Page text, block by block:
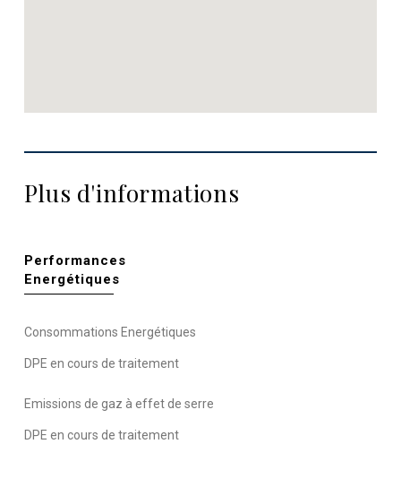
Plus d'informations
Performances
Energétiques
Consommations Energétiques
DPE en cours de traitement
Emissions de gaz à effet de serre
DPE en cours de traitement